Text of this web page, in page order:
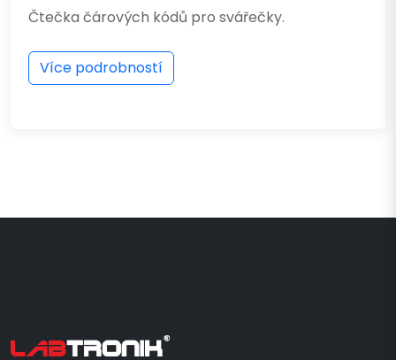
Čtečka čárových kódů pro svářečky.
Více podrobností